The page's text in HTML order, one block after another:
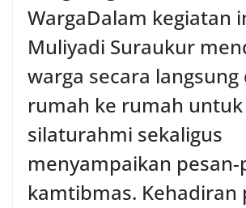
Warga‎Dalam kegiatan
Muliyadi Suraukur
warga secara langsung
rumah ke rumah
silaturahmi sekaligus
menyampaikan pesan-
kamtibmas. Kehadiran